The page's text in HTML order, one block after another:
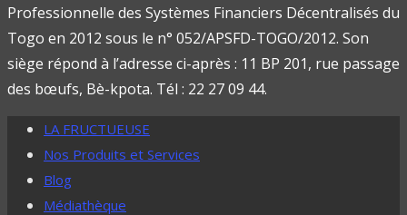
Professionnelle des Systèmes Financiers Décentralisés du
Togo en 2012 sous le n° 052/APSFD-TOGO/2012. Son
siège répond à l’adresse ci-après : 11 BP 201, rue passage
des bœufs, Bè-kpota. Tél : 22 27 09 44.
LA FRUCTUEUSE
Nos Produits et Services
Blog
Médiathèque